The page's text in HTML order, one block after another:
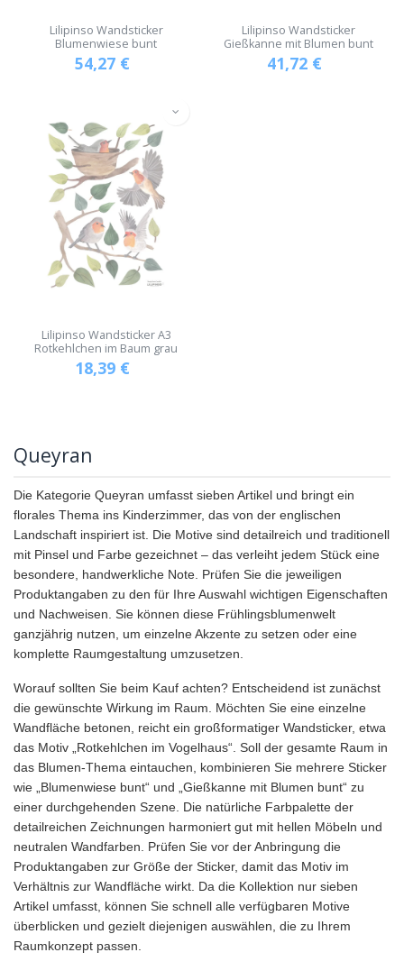
Lilipinso Wandsticker
Blumenwiese bunt
54,27 €
Lilipinso Wandsticker
Gießkanne mit Blumen bunt
41,72 €
Lilipinso Wandsticker A3
Rotkehlchen im Baum grau
18,39 €
Queyran
Die Kategorie Queyran umfasst sieben Artikel und bringt ein
florales Thema ins Kinderzimmer, das von der englischen
Landschaft inspiriert ist. Die Motive sind detailreich und traditionell
mit Pinsel und Farbe gezeichnet – das verleiht jedem Stück eine
besondere, handwerkliche Note. Prüfen Sie die jeweiligen
Produktangaben zu den für Ihre Auswahl wichtigen Eigenschaften
und Nachweisen. Sie können diese Frühlingsblumenwelt
ganzjährig nutzen, um einzelne Akzente zu setzen oder eine
komplette Raumgestaltung umzusetzen.
Worauf sollten Sie beim Kauf achten? Entscheidend ist zunächst
die gewünschte Wirkung im Raum. Möchten Sie eine einzelne
Wandfläche betonen, reicht ein großformatiger Wandsticker, etwa
das Motiv „Rotkehlchen im Vogelhaus“. Soll der gesamte Raum in
das Blumen-Thema eintauchen, kombinieren Sie mehrere Sticker
wie „Blumenwiese bunt“ und „Gießkanne mit Blumen bunt“ zu
einer durchgehenden Szene. Die natürliche Farbpalette der
detailreichen Zeichnungen harmoniert gut mit hellen Möbeln und
neutralen Wandfarben. Prüfen Sie vor der Anbringung die
Produktangaben zur Größe der Sticker, damit das Motiv im
Verhältnis zur Wandfläche wirkt. Da die Kollektion nur sieben
Artikel umfasst, können Sie schnell alle verfügbaren Motive
überblicken und gezielt diejenigen auswählen, die zu Ihrem
Raumkonzept passen.